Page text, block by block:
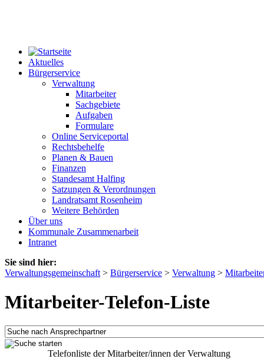
Aktuelles
Bürgerservice
Verwaltung
Mitarbeiter
Sachgebiete
Aufgaben
Formulare
Online Serviceportal
Rechtsbehelfe
Planen & Bauen
Finanzen
Standesamt Halfing
Satzungen & Verordnungen
Landratsamt Rosenheim
Weitere Behörden
Über uns
Kommunale Zusammenarbeit
Intranet
Sie sind hier:
Verwaltungsgemeinschaft > Bürgerservice > Verwaltung >
Mitarbeiter-Telefon-Liste
Telefonliste der Mitarbeiter/innen der Verwaltung